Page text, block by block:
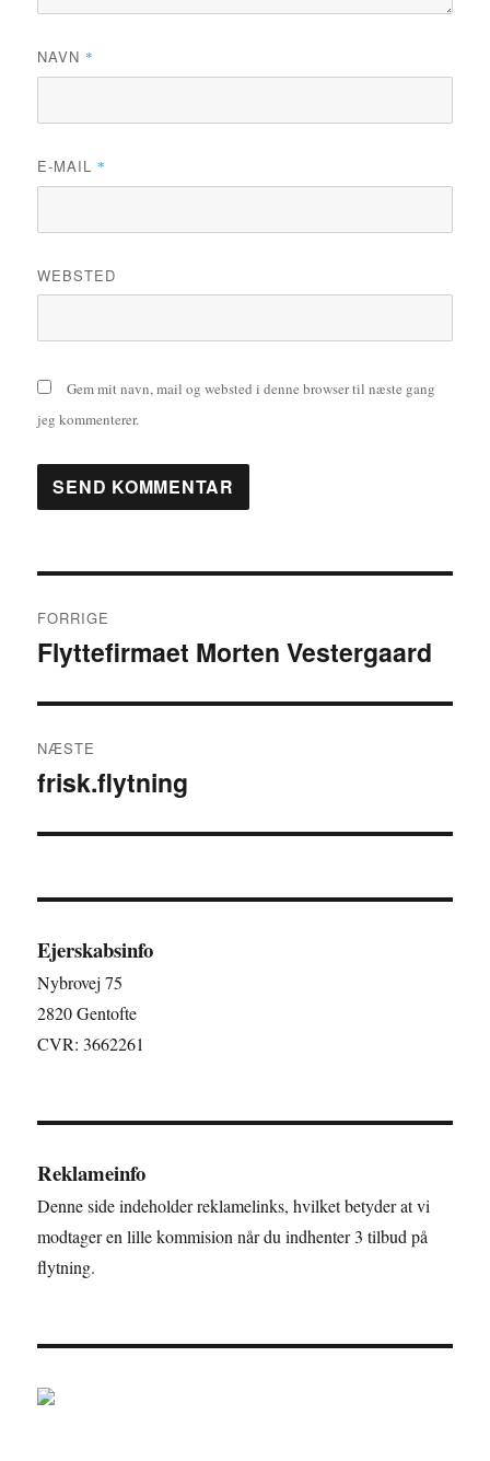
NAVN *
E-MAIL *
WEBSTED
Gem mit navn, mail og websted i denne browser til næste gang
jeg kommenterer.
FORRIGE
Forrige
Flyttefirmaet Morten Vestergaard
NÆSTE
Næste
frisk.flytning
Ejerskabsinfo
Nybrovej 75
2820 Gentofte
CVR: 3662261
Reklameinfo
Denne side indeholder reklamelinks, hvilket betyder at vi
modtager en lille kommision når du indhenter 3 tilbud på
flytning.